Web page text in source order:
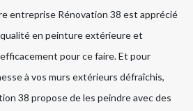
entreprise Rénovation 38 est apprécié
en peinture extérieure et
pour ce faire. Et pour
à vos murs extérieurs défraîchis,
38 propose de les peindre avec des